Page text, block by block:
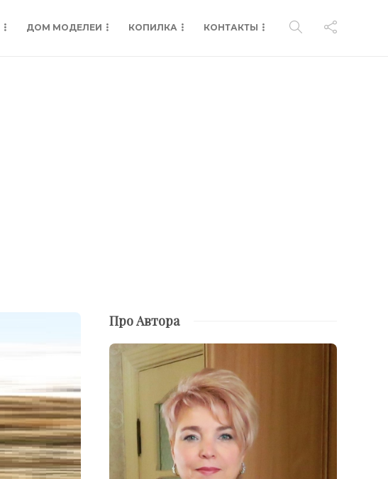
ДОМ МОДЕЛЕИ КОПИЛКА КОНТАКТЫ
Про Автора